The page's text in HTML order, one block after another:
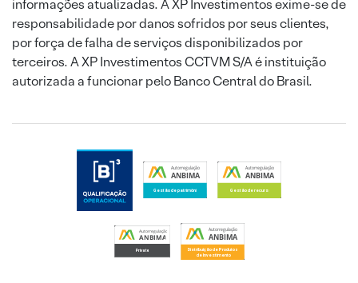
informações atualizadas. A XP Investimentos exime-se de
responsabilidade por danos sofridos por seus clientes,
por força de falha de serviços disponibilizados por
terceiros. A XP Investimentos CCTVM S/A é instituição
autorizada a funcionar pelo Banco Central do Brasil.